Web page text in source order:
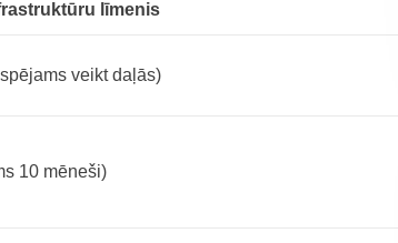
līmenis
veikt daļās)
10 mēneši)